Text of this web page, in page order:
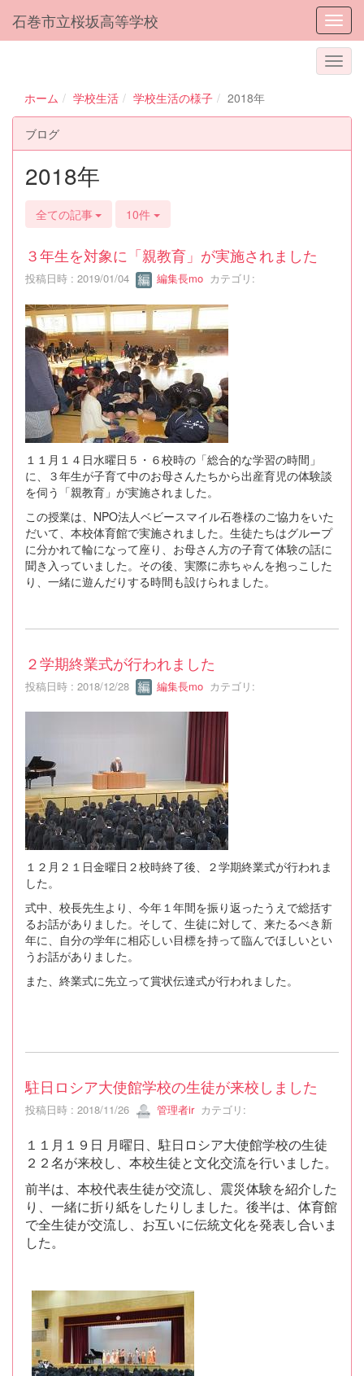
石巻市立桜坂高等学校
ホーム 学校生活 学校生活の様子 2018年
ブログ
2018年
全ての記事 10件
３年生を対象に「親教育」が実施されました
投稿日時 : 2019/01/04 編集長mo カテゴリ:
１１月１４日水曜日５・６校時の「総合的な学習の時間」
に、３年生が子育て中のお母さんたちから出産育児の体験談
を伺う「親教育」が実施されました。
この授業は、NPO法人ベビースマイル石巻様のご協力をいた
だいて、本校体育館で実施されました。生徒たちはグループ
に分かれて輪になって座り、お母さん方の子育て体験の話に
聞き入っていました。その後、実際に赤ちゃんを抱っこした
り、一緒に遊んだりする時間も設けられました。
２学期終業式が行われました
投稿日時 : 2018/12/28 編集長mo カテゴリ:
１２月２１日金曜日２校時終了後、２学期終業式が行われま
した。
式中、校長先生より、今年１年間を振り返ったうえで総括す
るお話がありました。そして、生徒に対して、来たるべき新
年に、自分の学年に相応しい目標を持って臨んでほしいとい
うお話がありました。
また、終業式に先立って賞状伝達式が行われました。
駐日ロシア大使館学校の生徒が来校しました
投稿日時 : 2018/11/26 管理者irカテゴリ:
１１月１９日 月曜日、駐日ロシア大使館学校の生徒
２２名が来校し、本校生徒と文化交流を行いました。
前半は、本校代表生徒が交流し、震災体験を紹介した
り、一緒に折り紙をしたりしました。 後半は、体育館
で全生徒が交流し、お互いに伝統文化を発表し合いま
した。